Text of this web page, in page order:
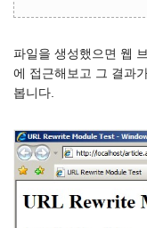
파일을 생성했으면 웹
에 접근해보고 그 결과
봅니다.